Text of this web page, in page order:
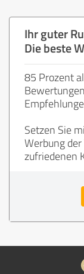
Ihr guter
Die beste
85 Prozent
Setzen Sie
Werbung
zufriedenen